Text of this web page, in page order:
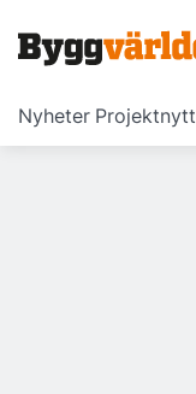
Nyheter Projektnytt